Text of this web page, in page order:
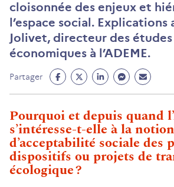
cloisonnée des enjeux et
l’espace social. Explications
Jolivet, directeur des
économiques à l’ADEME.
Partager
Partage
Facebook
un
nouvel
onglet)
Partage
Twitter
un
nouvel
onglet)
Partage
Linkedin
un
nouvel
onglet)
Partage
Messenger
un
nouvel
onglet)
Partage
Mail
un
nouvel
onglet)
Pourquoi et depuis quand
s’intéresse-t-elle à la notion
d’acceptabilité sociale des
dispositifs ou projets de
écologique ?